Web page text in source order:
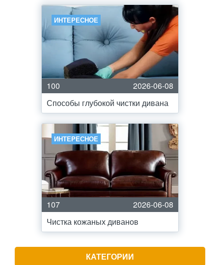
ИНТЕРЕСНОЕ
100
2026-06-08
Способы глубокой чистки дивана
ИНТЕРЕСНОЕ
107
2026-06-08
Чистка кожаных диванов
КАТЕГОРИИ